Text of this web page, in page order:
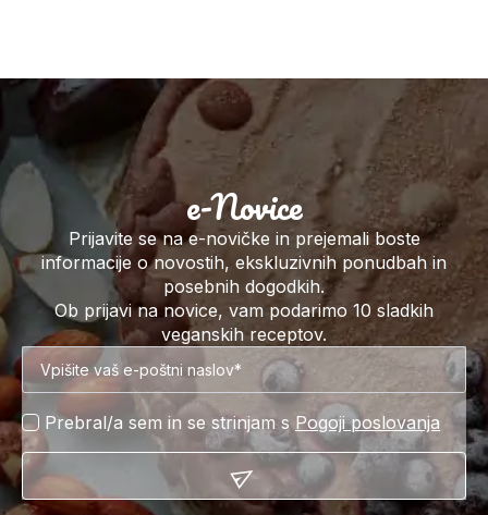
e-Novice
Prijavite se na e-novičke in prejemali boste
informacije o novostih, ekskluzivnih ponudbah in
posebnih dogodkih.
Ob prijavi na novice, vam podarimo 10 sladkih
veganskih receptov.
Prebral/a sem in se strinjam s Pogoji poslovanja